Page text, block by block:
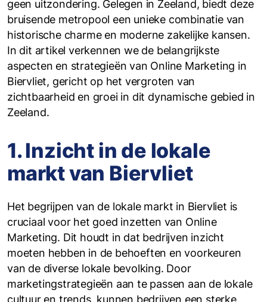
geen uitzondering. Gelegen in Zeeland, biedt deze
bruisende metropool een unieke combinatie van
historische charme en moderne zakelijke kansen.
In dit artikel verkennen we de belangrijkste
aspecten en strategieën van Online Marketing in
Biervliet, gericht op het vergroten van
zichtbaarheid en groei in dit dynamische gebied in
Zeeland.
1. Inzicht in de lokale
markt van Biervliet
Het begrijpen van de lokale markt in Biervliet is
cruciaal voor het goed inzetten van Online
Marketing. Dit houdt in dat bedrijven inzicht
moeten hebben in de behoeften en voorkeuren
van de diverse lokale bevolking. Door
marketingstrategieën aan te passen aan de lokale
cultuur en trends, kunnen bedrijven een sterke